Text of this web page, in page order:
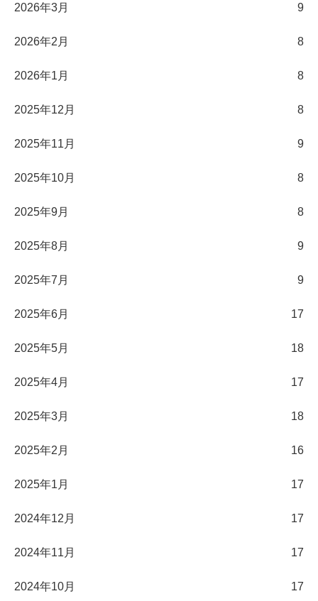
2026年3月 9
2026年2月 8
2026年1月 8
2025年12月 8
2025年11月 9
2025年10月 8
2025年9月 8
2025年8月 9
2025年7月 9
2025年6月 17
2025年5月 18
2025年4月 17
2025年3月 18
2025年2月 16
2025年1月 17
2024年12月 17
2024年11月 17
2024年10月 17